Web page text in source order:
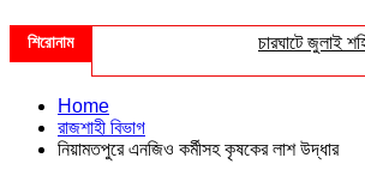
শিরোনাম চারঘাটে জুলাই
Home
রাজশাহী বিভাগ
নিয়ামতপুরে এনজিও কর্মীসহ কৃষকের লাশ উদ্ধার